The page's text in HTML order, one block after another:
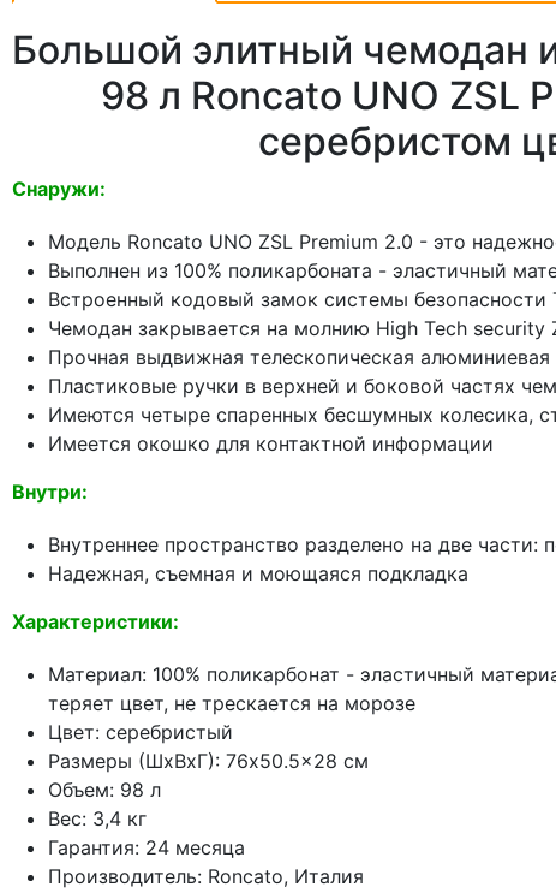
Большой элитный чемодан
98 л Roncato UNO ZSL
серебристом
Снаружи:
Модель Roncato UNO ZSL Premium 2.0 - это
Выполнен из 100% поликарбоната - эластичный
Встроенный кодовый замок системы безопасности
Чемодан закрывается на молнию High Tech security
Прочная выдвижная телескопическая алюминиевая
Пластиковые ручки в верхней и боковой частях
Имеются четыре спаренных бесшумных колесика,
Имеется окошко для контактной информации
Внутри:
Внутреннее пространство разделено на две
Надежная, съемная и моющаяся подкладка
Характеристики:
Материал: 100% поликарбонат - эластичный
теряет цвет, не трескается на морозе
Цвет: серебристый
Размеры (ШхВхГ): 76x50.5x28 см
Объем: 98 л
Вес: 3,4 кг
Гарантия: 24 месяца
Производитель: Roncato, Италия